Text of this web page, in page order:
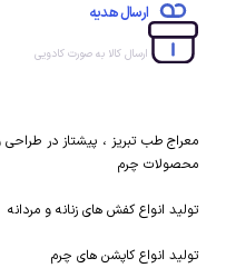
ارسال هدیه
ارسال کالا به صورت کادویی
معراج طب تبریز ، پیشتاز در
محصولات چرم
تولید انواع کفش های زنانه و مردانه
تولید انواع کاپشن های چرم